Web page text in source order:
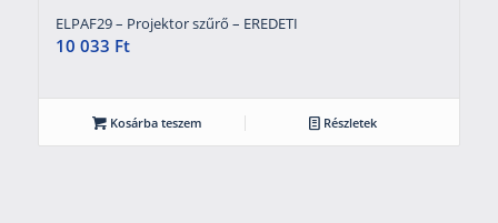
ELPAF29 – Projektor szűrő – EREDETI
10 033 Ft
Kosárba teszem Részletek